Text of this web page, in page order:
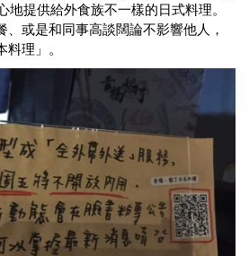
地提供給外食族不一樣的日式料理。
或是和同事高談闊論不影響他人，
理」。